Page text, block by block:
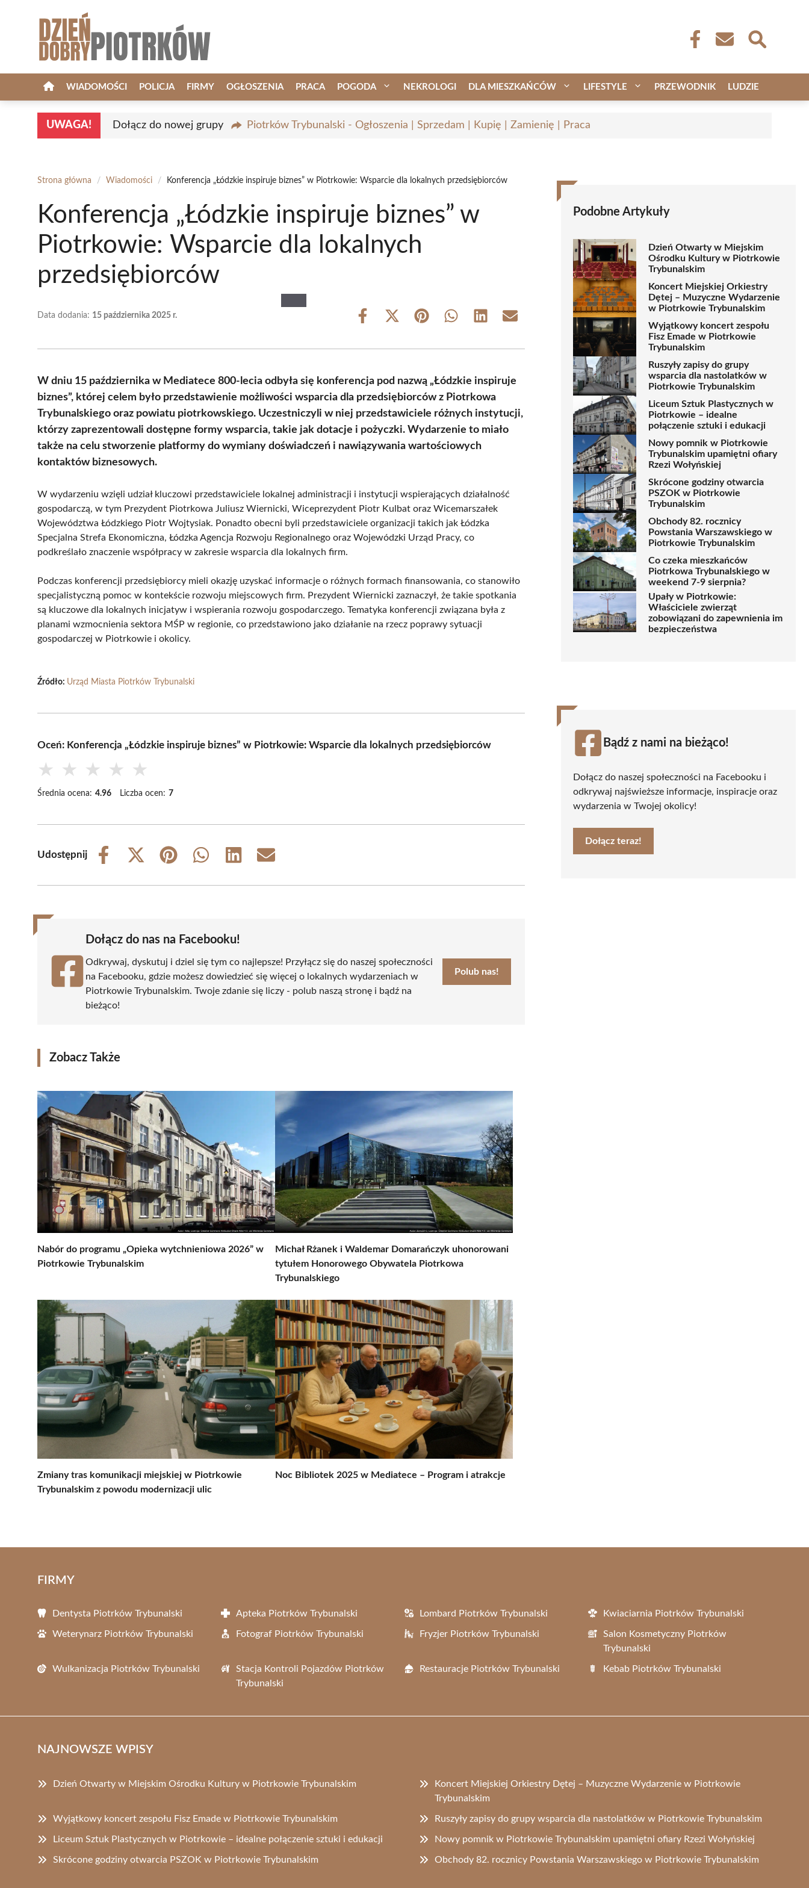
WIADOMOŚCI POLICJA FIRMY OGŁOSZENIA PRACA POGODA NEKROLOGI DLA MIESZKAŃCÓW LIFESTYLE PRZEWODNIK LUDZIE
UWAGA! Dołącz do nowej grupy Piotrków Trybunalski - Ogłoszenia | Sprzedam | Kupię | Zamienię | Praca
Strona główna / Wiadomości / Konferencja „Łódzkie inspiruje biznes” w Piotrkowie: Wsparcie dla lokalnych przedsiębiorców
Konferencja „Łódzkie inspiruje biznes” w
Piotrkowie: Wsparcie dla lokalnych
przedsiębiorców
Data dodania: 15 października 2025 r.
Share
Share
(Twitter)
Share Share Share Share
W dniu 15 października w Mediatece 800-lecia odbyła się konferencja pod nazwą „Łódzkie inspiruje
biznes”, której celem było przedstawienie możliwości wsparcia dla przedsiębiorców z Piotrkowa
Trybunalskiego oraz powiatu piotrkowskiego. Uczestniczyli w niej przedstawiciele różnych instytucji,
którzy zaprezentowali dostępne formy wsparcia, takie jak dotacje i pożyczki. Wydarzenie to miało
także na celu stworzenie platformy do wymiany doświadczeń i nawiązywania wartościowych
kontaktów biznesowych.
W wydarzeniu wzięli udział kluczowi przedstawiciele lokalnej administracji i instytucji wspierających działalność
gospodarczą, w tym Prezydent Piotrkowa Juliusz Wiernicki, Wiceprezydent Piotr Kulbat oraz Wicemarszałek
Województwa Łódzkiego Piotr Wojtysiak. Ponadto obecni byli przedstawiciele organizacji takich jak Łódzka
Specjalna Strefa Ekonomiczna, Łódzka Agencja Rozwoju Regionalnego oraz Wojewódzki Urząd Pracy, co
podkreślało znaczenie współpracy w zakresie wsparcia dla lokalnych firm.
Podczas konferencji przedsiębiorcy mieli okazję uzyskać informacje o różnych formach finansowania, co stanowiło
specjalistyczną pomoc w kontekście rozwoju miejscowych firm. Prezydent Wiernicki zaznaczył, że takie spotkania
są kluczowe dla lokalnych inicjatyw i wspierania rozwoju gospodarczego. Tematyka konferencji związana była z
planami wzmocnienia sektora MŚP w regionie, co przedstawiono jako działanie na rzecz poprawy sytuacji
gospodarczej w Piotrkowie i okolicy.
Źródło: Urząd Miasta Piotrków Trybunalski
Oceń: Konferencja „Łódzkie inspiruje biznes” w Piotrkowie: Wsparcie dla lokalnych przedsiębiorców
★ ★ ★ ★ ★
Średnia ocena: 4.96 Liczba ocen: 7
Udostępnij
Share
Share
(Twitter)
Share
Share
Share
Share
Dołącz do nas na Facebooku!
Odkrywaj, dyskutuj i dziel się tym co najlepsze! Przyłącz się do naszej społeczności
na Facebooku, gdzie możesz dowiedzieć się więcej o lokalnych wydarzeniach w
Piotrkowie Trybunalskim. Twoje zdanie się liczy - polub naszą stronę i bądź na
bieżąco!
Polub nas!
Zobacz Także
Nabór do programu „Opieka wytchnieniowa 2026” w
Piotrkowie Trybunalskim
Michał Rżanek i Waldemar Domarańczyk uhonorowani
tytułem Honorowego Obywatela Piotrkowa
Trybunalskiego
Zmiany tras komunikacji miejskiej w Piotrkowie
Trybunalskim z powodu modernizacji ulic
Noc Bibliotek 2025 w Mediatece – Program i atrakcje
Podobne Artykuły
Dzień Otwarty w Miejskim
Ośrodku Kultury w Piotrkowie
Trybunalskim
Koncert Miejskiej Orkiestry
Dętej – Muzyczne Wydarzenie
w Piotrkowie Trybunalskim
Wyjątkowy koncert zespołu
Fisz Emade w Piotrkowie
Trybunalskim
Ruszyły zapisy do grupy
wsparcia dla nastolatków w
Piotrkowie Trybunalskim
Liceum Sztuk Plastycznych w
Piotrkowie – idealne
połączenie sztuki i edukacji
Nowy pomnik w Piotrkowie
Trybunalskim upamiętni ofiary
Rzezi Wołyńskiej
Skrócone godziny otwarcia
PSZOK w Piotrkowie
Trybunalskim
Obchody 82. rocznicy
Powstania Warszawskiego w
Piotrkowie Trybunalskim
Co czeka mieszkańców
Piotrkowa Trybunalskiego w
weekend 7-9 sierpnia?
Upały w Piotrkowie:
Właściciele zwierząt
zobowiązani do zapewnienia im
bezpieczeństwa
Bądź z nami na bieżąco!
Dołącz do naszej społeczności na Facebooku i
odkrywaj najświeższe informacje, inspiracje oraz
wydarzenia w Twojej okolicy!
Dołącz teraz!
FIRMY
Dentysta Piotrków Trybunalski Apteka Piotrków Trybunalski Lombard Piotrków Trybunalski Kwiaciarnia Piotrków Trybunalski
Weterynarz Piotrków Trybunalski Fotograf Piotrków Trybunalski Fryzjer Piotrków Trybunalski
Salon Kosmetyczny Piotrków
Trybunalski
Wulkanizacja Piotrków Trybunalski
Stacja Kontroli Pojazdów Piotrków
Trybunalski
Restauracje Piotrków Trybunalski Kebab Piotrków Trybunalski
NAJNOWSZE WPISY
Dzień Otwarty w Miejskim Ośrodku Kultury w Piotrkowie Trybunalskim
Koncert Miejskiej Orkiestry Dętej – Muzyczne Wydarzenie w Piotrkowie
Trybunalskim
Wyjątkowy koncert zespołu Fisz Emade w Piotrkowie Trybunalskim Ruszyły zapisy do grupy wsparcia dla nastolatków w Piotrkowie Trybunalskim
Liceum Sztuk Plastycznych w Piotrkowie – idealne połączenie sztuki i edukacji Nowy pomnik w Piotrkowie Trybunalskim upamiętni ofiary Rzezi Wołyńskiej
Skrócone godziny otwarcia PSZOK w Piotrkowie Trybunalskim Obchody 82. rocznicy Powstania Warszawskiego w Piotrkowie Trybunalskim